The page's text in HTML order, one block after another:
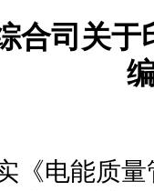
合司关
电能质量